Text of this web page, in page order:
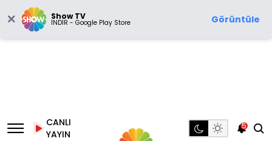
Show TV
İNDİR - Google Play Store Görüntüle
CANLI
YAYIN
5